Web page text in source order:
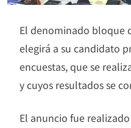
El denominado bloque
elegirá a su candidato
encuestas, que se
y cuyos resultados se
El anuncio fue